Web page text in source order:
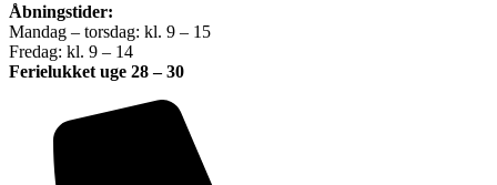
Åbningstider:
Mandag – torsdag: kl. 9 – 15
Fredag: kl. 9 – 14
Ferielukket uge 28 – 30